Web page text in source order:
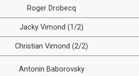
Roger Drobecq
Jacky Vimond (1/2)
Christian Vimond (2/2)
Antonin Baborovsky